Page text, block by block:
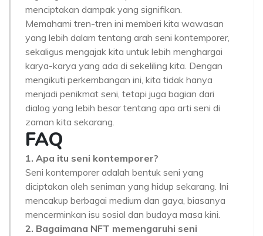
menciptakan dampak yang signifikan.
Memahami tren-tren ini memberi kita wawasan
yang lebih dalam tentang arah seni kontemporer,
sekaligus mengajak kita untuk lebih menghargai
karya-karya yang ada di sekeliling kita. Dengan
mengikuti perkembangan ini, kita tidak hanya
menjadi penikmat seni, tetapi juga bagian dari
dialog yang lebih besar tentang apa arti seni di
zaman kita sekarang.
FAQ
1. Apa itu seni kontemporer?
Seni kontemporer adalah bentuk seni yang
diciptakan oleh seniman yang hidup sekarang. Ini
mencakup berbagai medium dan gaya, biasanya
mencerminkan isu sosial dan budaya masa kini.
2. Bagaimana NFT memengaruhi seni